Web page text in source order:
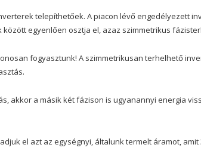
telepíthetőek. A piacon lévő engedélyezett
egyenlően osztja el, azaz szimmetrikus
fogyasztunk! A szimmetrikusan terhelhető
akkor a másik két fázison is ugyanannyi energia
el azt az egységnyi, általunk termelt áramot, amit